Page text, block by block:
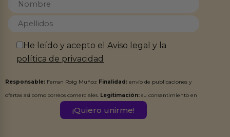
He leído y acepto elAviso legal y la
política de privacidad
Responsable: Ferran Roig Muñoz Finalidad: envío de publicaciones y
ofertas así como correos comerciales. Legitimación: su consentimiento en
Destinatarios:Ferran Roig Muñoz. Podrás ejercer tus